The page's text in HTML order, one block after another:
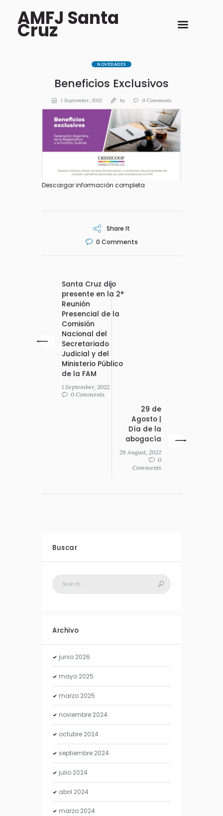
AMFJ Santa
Cruz
NOVEDADES
Beneficios Exclusivos
1 September, 2022 by 0 Comments
Descargar información completa
Share It
0 Comments
Santa Cruz dijo
presente en la 2°
Reunión
Presencial de la
Comisión
Nacional del
Secretariado
Judicial y del
Ministerio Público
de la FAM
1 September, 2022
0 Comments
29 de
Agosto |
Día de la
abogacía
29 August, 2022
0
Comments
Buscar
Archivo
junio 2026
mayo 2025
marzo 2025
noviembre 2024
octubre 2024
septiembre 2024
julio 2024
abril 2024
marzo 2024